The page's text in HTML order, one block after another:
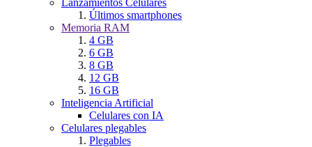
Últimos smartphones
Memoria RAM
4 GB
6 GB
8 GB
12 GB
16 GB
Inteligencia Artificial
Celulares con IA
Celulares plegables
Plegables